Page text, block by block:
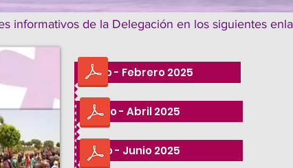
informativos de la Delegación en los siguientes
Enero - Febrero 2025
Marzo - Abril 2025
Mayo - Junio 2025